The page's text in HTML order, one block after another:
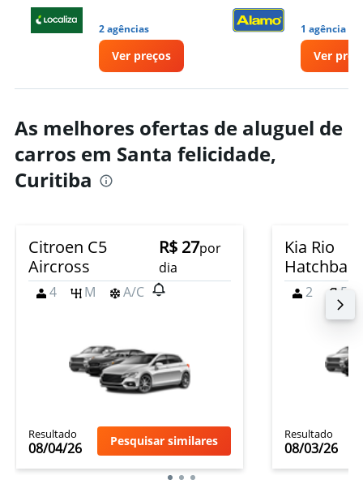
2 agências
Ver preços
1 agência
Ver
As melhores ofertas de aluguel de
carros em Santa felicidade,
Curitiba
Citroen C5
Aircross
R$ 27por
dia
4
M A/C
Resultado
08/04/26 Pesquisar similares
Kia Rio
2 5
Resultado
08/03/26